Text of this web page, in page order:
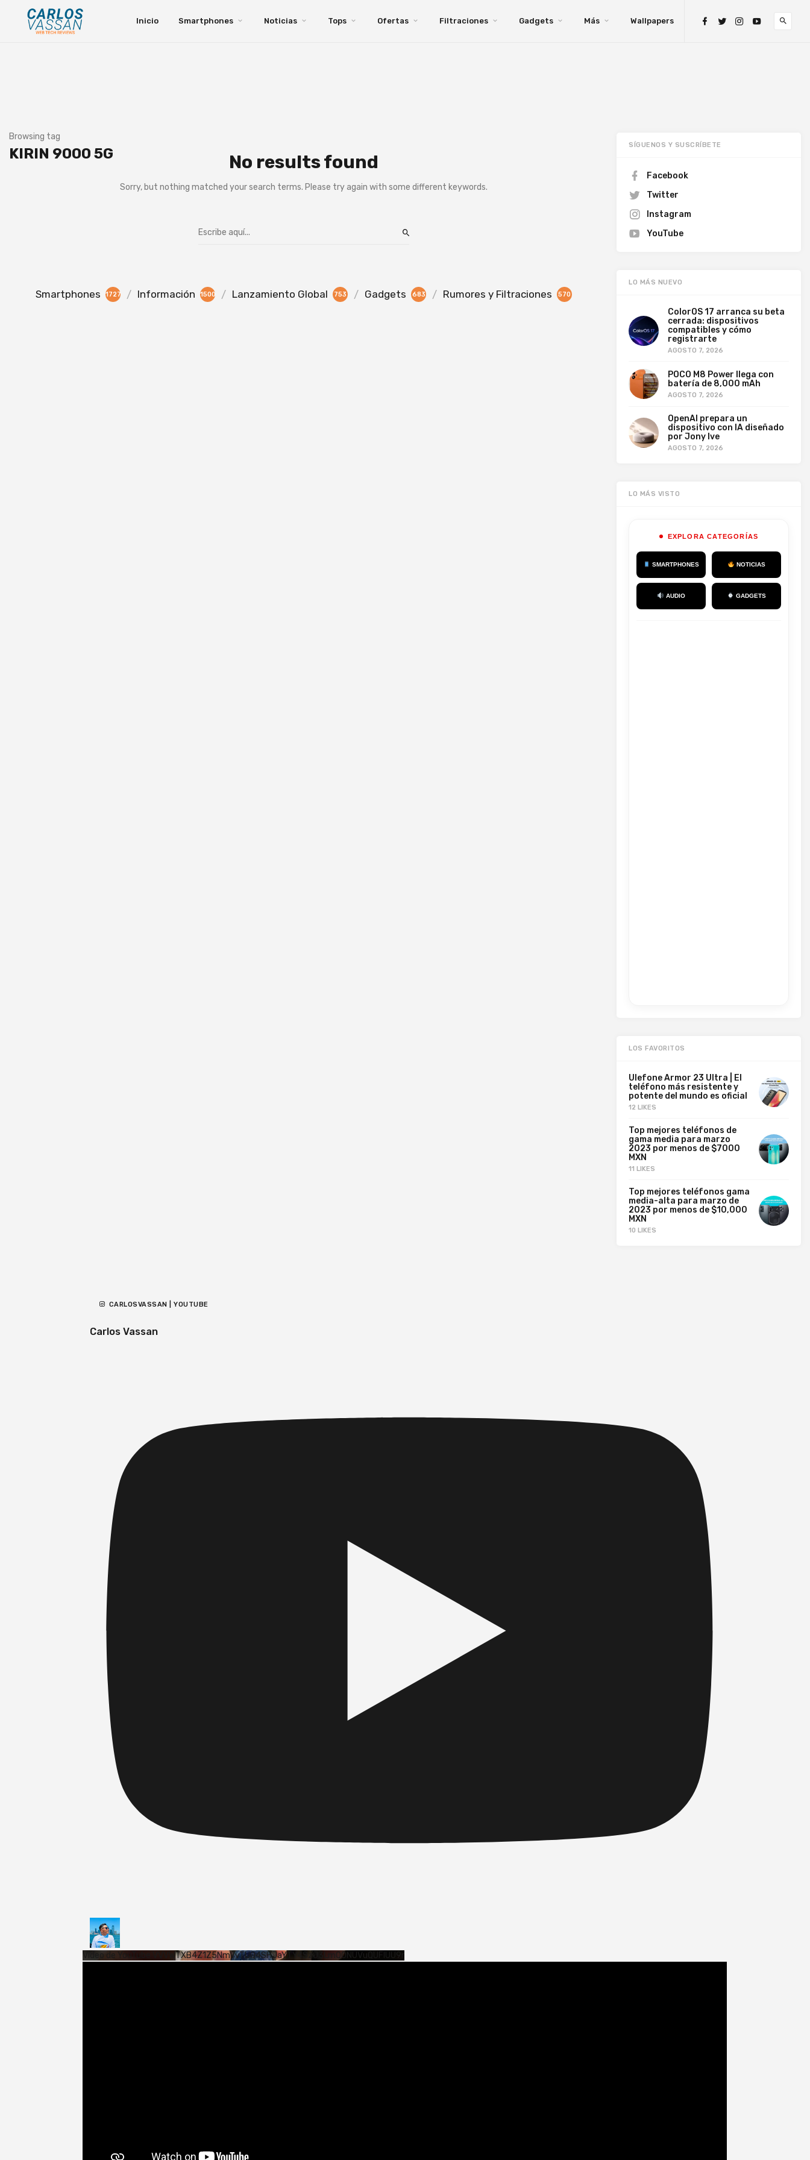
Inicio Smartphones Noticias Tops Ofertas Filtraciones Gadgets Más Wallpapers
Browsing tag
KIRIN 9000 5G No results found
Sorry, but nothing matched your search terms. Please try again with some different keywords.
Smartphones 1727 Información 1500 Lanzamiento Global 753 Gadgets 683 Rumores y Filtraciones 570
SÍGUENOS Y SUSCRÍBETE
Facebook
Twitter
Instagram
YouTube
LO MÁS NUEVO
ColorOS 17 arranca su beta
cerrada: dispositivos
compatibles y cómo
registrarte
AGOSTO 7, 2026
POCO M8 Power llega con
batería de 8,000 mAh
AGOSTO 7, 2026
OpenAI prepara un
dispositivo con IA diseñado
por Jony Ive
AGOSTO 7, 2026
LO MÁS VISTO
EXPLORA CATEGORÍAS
SMARTPHONES NOTICIAS
AUDIO GADGETS
LOS FAVORITOS
Ulefone Armor 23 Ultra | El
teléfono más resistente y
potente del mundo es oficial
12 LIKES
Top mejores teléfonos de
gama media para marzo
2023 por menos de $7000
MXN
11 LIKES
Top mejores teléfonos gama
media-alta para marzo de
2023 por menos de $10,000
MXN
10 LIKES
CARLOSVASSAN | YOUTUBE
Carlos Vassan
Vídeo de YouTube VVVWTXB4Z1Z5NmVvTUQ4SHJaYTY4SzJ3LmQ0NUVuQUFlUU9r